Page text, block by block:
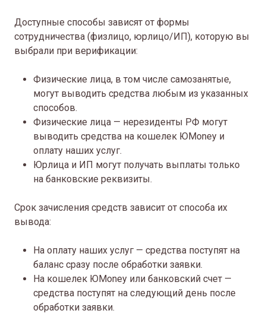
Доступные способы зависят от формы
сотрудничества (физлицо, юрлицо/ИП), которую вы
выбрали при верификации:
Физические лица, в том числе самозанятые,
могут выводить средства любым из указанных
способов.
Физические лица — нерезиденты РФ могут
выводить средства на кошелек ЮMoney и
оплату наших услуг.
Юрлица и ИП могут получать выплаты только
на банковские реквизиты.
Срок зачисления средств зависит от способа их
вывода:
На оплату наших услуг — средства поступят на
баланс сразу после обработки заявки.
На кошелек ЮMoney или банковский счет —
средства поступят на следующий день после
обработки заявки.